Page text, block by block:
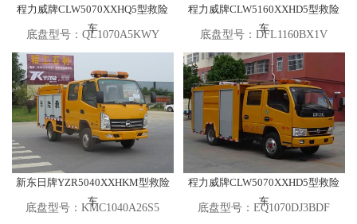
程力威牌CLW5070XXHQ5型救险
车
底盘型号：QL1070A5KWY
程力威牌CLW5160XXHD5型救险
车
底盘型号：DFL1160BX1V
新东日牌YZR5040XXHKM型救险
车
底盘型号：KMC1040A26S5
程力威牌CLW5070XXHD5型救险
车
底盘型号：EQ1070DJ3BDF